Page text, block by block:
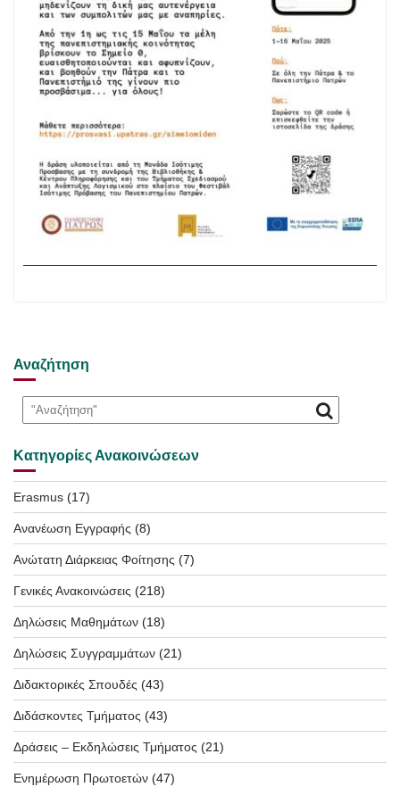
Αναζήτηση
Κατηγορίες Ανακοινώσεων
Erasmus (17)
Ανανέωση Εγγραφής (8)
Ανώτατη Διάρκειας Φοίτησης (7)
Γενικές Ανακοινώσεις (218)
Δηλώσεις Μαθημάτων (18)
Δηλώσεις Συγγραμμάτων (21)
Διδακτορικές Σπουδές (43)
Διδάσκοντες Τμήματος (43)
Δράσεις – Εκδηλώσεις Τμήματος (21)
Ενημέρωση Πρωτοετών (47)